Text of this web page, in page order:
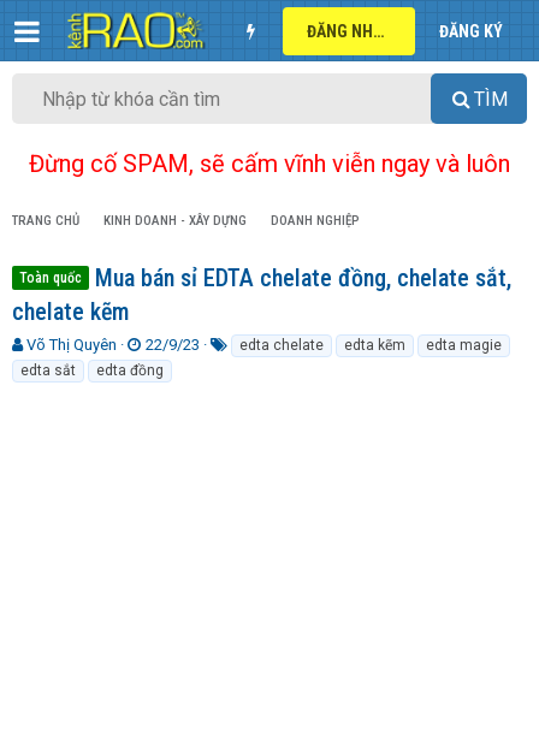
ĐĂNG NHẬP ĐĂNG KÝ
TÌM
Đừng cố SPAM, sẽ cấm vĩnh viễn ngay và luôn
TRANG CHỦ KINH DOANH - XÂY DỰNG DOANH NGHIỆP
Toàn quốc
Mua bán sỉ EDTA chelate đồng, chelate sắt,
chelate kẽm
T
h
r
Võ Thị Quyên
N
g
à
22/9/23 edta chelate edta kẽm
edta magie
edta sắt
edta đồng